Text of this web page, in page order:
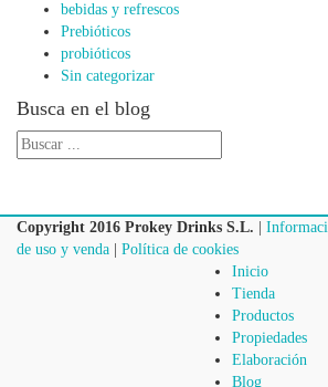
bebidas y refrescos
Prebióticos
probióticos
Sin categorizar
Busca en el blog
Copyright 2016 Prokey Drinks S.L.
de uso y venda
Política de cookies
Inicio
Tienda
Productos
Propiedades
Elaboración
Blog